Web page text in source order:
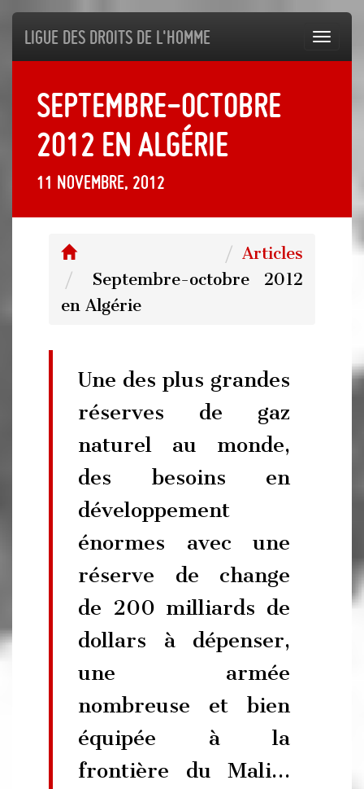
Ligue des droits de l'Homme
Septembre-octobre
2012 en Algérie
11 novembre, 2012
Articles
Septembre-octobre 2012
en Algérie
Une des plus grandes
réserves de gaz
naturel au monde,
des besoins en
développement
énormes avec une
réserve de change
de 200 milliards de
dollars à dépenser,
une armée
nombreuse et bien
équipée à la
frontière du Mali…